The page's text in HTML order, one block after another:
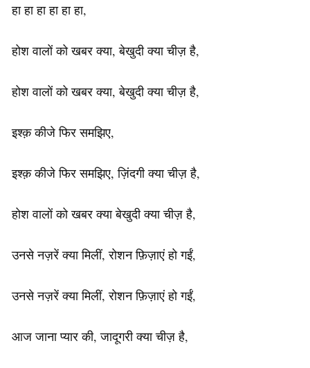
हा हा हा हा हा हा,
होश वालों को खबर क्या, बेखुदी क्या चीज़ है,
होश वालों को खबर क्या, बेखुदी क्या चीज़ है,
इश्क़ कीजे फिर समझिए,
इश्क़ कीजे फिर समझिए, ज़िंदगी क्या चीज़ है,
होश वालों को खबर क्या बेखुदी क्या चीज़ है,
उनसे नज़रें क्या मिलीं, रोशन फ़िज़ाएं हो गईं,
उनसे नज़रें क्या मिलीं, रोशन फ़िज़ाएं हो गईं,
आज जाना प्यार की, जादूगरी क्या चीज़ है,